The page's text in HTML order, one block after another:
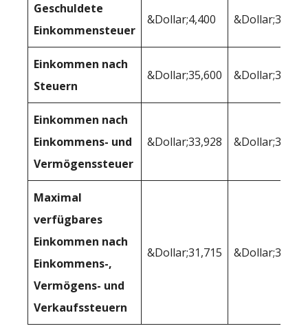
Geschuldete
Einkommensteuer
&Dollar;4,400 &Dollar;3,040
Einkommen nach
Steuern
&Dollar;35,600 &Dollar;36,960
Einkommen nach
Einkommens- und
Vermögenssteuer
&Dollar;33,928 &Dollar;33,903
Maximal
verfügbares
Einkommen nach
Einkommens-,
Vermögens- und
Verkaufssteuern
&Dollar;31,715 &Dollar;31,864